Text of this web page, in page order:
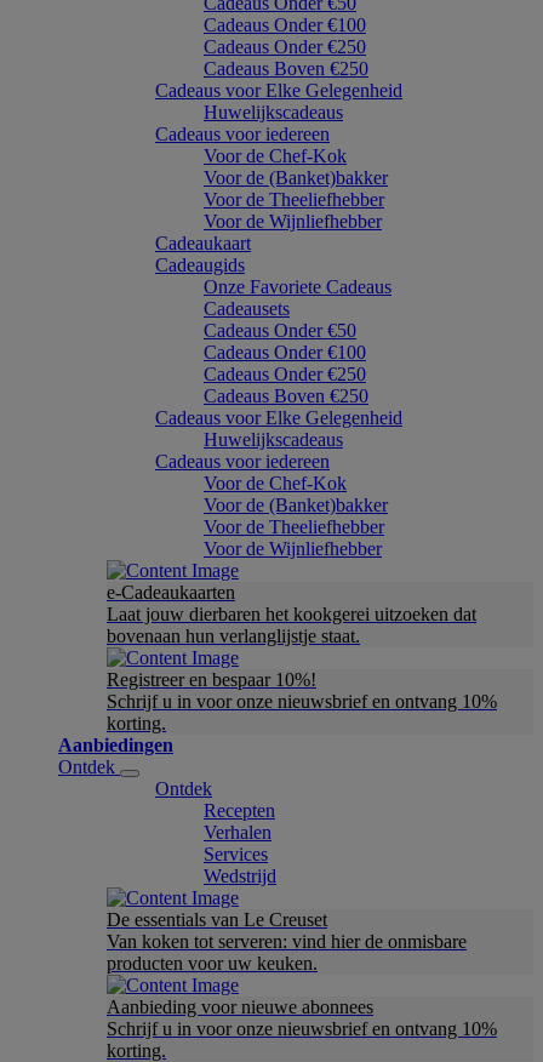
Cadeaus Onder €100
Cadeaus Onder €250
Cadeaus Boven €250
Cadeaus voor Elke Gelegenheid
Huwelijkscadeaus
Cadeaus voor iedereen
Voor de Chef-Kok
Voor de (Banket)bakker
Voor de Theeliefhebber
Voor de Wijnliefhebber
Cadeaukaart
Cadeaugids
Onze Favoriete Cadeaus
Cadeausets
Cadeaus Onder €50
Cadeaus Onder €100
Cadeaus Onder €250
Cadeaus Boven €250
Cadeaus voor Elke Gelegenheid
Huwelijkscadeaus
Cadeaus voor iedereen
Voor de Chef-Kok
Voor de (Banket)bakker
Voor de Theeliefhebber
Voor de Wijnliefhebber
e-Cadeaukaarten
Laat jouw dierbaren het kookgerei uitzoeken dat
bovenaan hun verlanglijstje staat.
Registreer en bespaar 10%!
Schrijf u in voor onze nieuwsbrief en ontvang 10%
korting.
Aanbiedingen
Ontdek
Ontdek
Recepten
Verhalen
Services
Wedstrijd
De essentials van Le Creuset
Van koken tot serveren: vind hier de onmisbare
producten voor uw keuken.
Aanbieding voor nieuwe abonnees
Schrijf u in voor onze nieuwsbrief en ontvang 10%
korting.